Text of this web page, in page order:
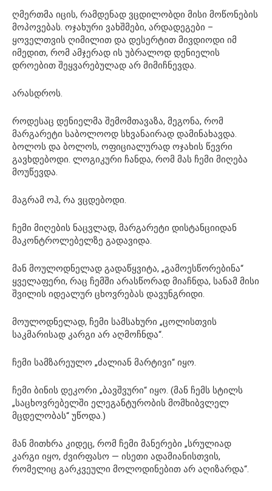
ღმერთმა იცის, რამდენად ვცდილობდი მისი მოწონების
მოპოვებას. ოჯახური ვახშმები, არდადეგები –
ყოველთვის ღიმილით და დესერტით მივდიოდი იმ
იმედით, რომ ამჯერად ის უბრალოდ დენიელის
დროებით შეყვარებულად არ მიმიჩნევდა.
არასდროს.
როდესაც დენიელმა შემომთავაზა, მეგონა, რომ
მარგარეტი საბოლოოდ სხვანაირად დამინახავდა.
ბოლოს და ბოლოს, ოფიციალურად ოჯახის წევრი
გავხდებოდი. ლოგიკური ჩანდა, რომ მას ჩემი მიღება
მოუწევდა.
მაგრამ ოჰ, რა ვცდებოდი.
ჩემი მიღების ნაცვლად, მარგარეტი დისტანციიდან
მაკონტროლებელზე გადავიდა.
მან მოულოდნელად გადაწყვიტა, „გამოესწორებინა“
ყველაფერი, რაც ჩემში არასწორად მიაჩნდა, სანამ მისი
შვილის იდეალურ ცხოვრებას დავუნგრიდი.
მოულოდნელად, ჩემი სამსახური „ცოლისთვის
საკმარისად კარგი არ აღმოჩნდა“.
ჩემი სამზარეულო „ძალიან მარტივი“ იყო.
ჩემი ბინის დეკორი „ბავშვური“ იყო. (მან ჩემს სტილს
„საცხოვრებელში ელეგანტურობის მომხიბვლელ
მცდელობას“ უწოდა.)
მან მითხრა კიდეც, რომ ჩემი მანერები „სრულიად
კარგი იყო, ძვირფასო — ისეთი ადამიანისთვის,
რომელიც გარკვეული მოლოდინებით არ აღიზარდა“.